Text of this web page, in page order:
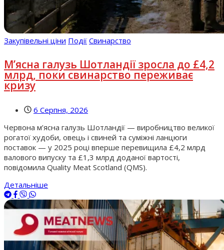
Закупівельні ціни Події Свинарство
М’ясна галузь Шотландії зросла до £4,2
млрд, поки свинарство переживає
кризу
6 Серпня, 2026
Червона м’ясна галузь Шотландії — виробництво великої
рогатої худоби, овець і свиней та суміжні ланцюги
поставок — у 2025 році вперше перевищила £4,2 млрд
валового випуску та £1,3 млрд доданої вартості,
повідомила Quality Meat Scotland (QMS).
Детальніше